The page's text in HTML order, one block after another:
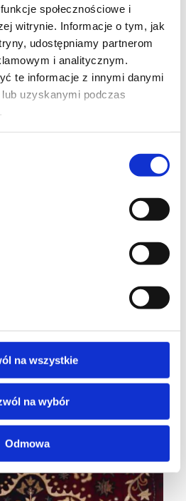
społecznościowe i
witrynie. Informacje o tym, jak
udostępniamy partnerom
i analitycznym.
te informacje z innymi danymi
uzyskanymi podczas
na wszystkie
na wybór
Odmowa